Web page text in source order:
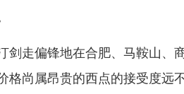
走偏锋地在合肥、马鞍山、商
格尚属昂贵的西点的接受度远